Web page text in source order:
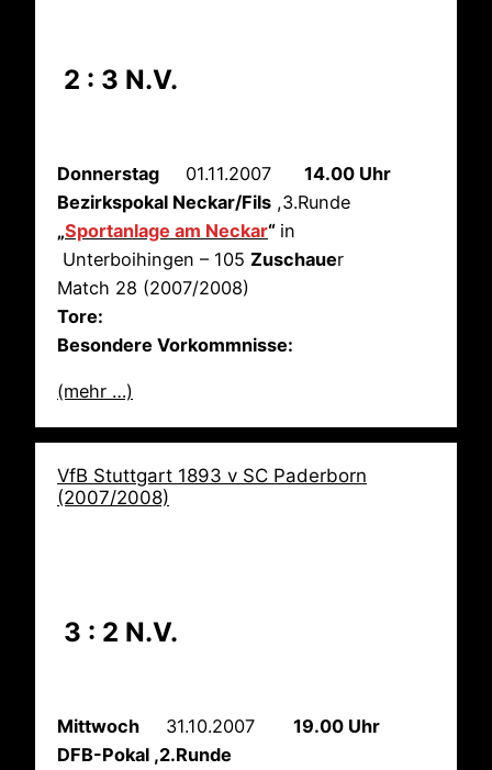
2 : 3 N.V.
Donnerstag 01.11.2007 14.00 Uhr
Bezirkspokal Neckar/Fils ,3.Runde
„Sportanlage am Neckar“ in
Unterboihingen – 105 Zuschauer
Match 28 (2007/2008)
Tore:
Besondere Vorkommnisse:
(mehr …)
VfB Stuttgart 1893 v SC Paderborn
(2007/2008)
3 : 2 N.V.
Mittwoch 31.10.2007 19.00 Uhr
DFB-Pokal ,2.Runde